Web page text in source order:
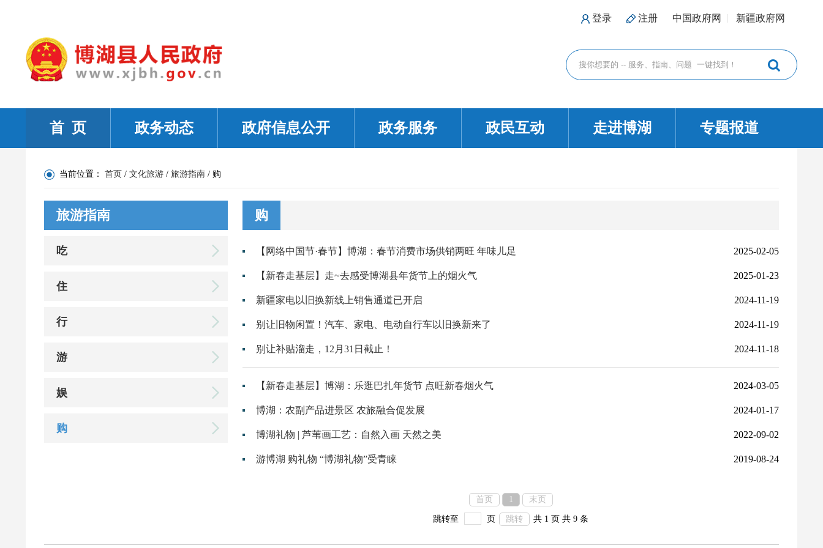
登录 注册 中国政府网 新疆政府网
首 页 政务动态 政府信息公开 政务服务 政民互动 走进博湖 专题报道
当前位置： 首页 / 文化旅游 / 旅游指南 / 购
旅游指南
吃
住
行
游
娱
购
购
2025-02-05
【网络中国节·春节】博湖：春节消费市场供销两旺 年味儿足
2025-01-23
【新春走基层】走~去感受博湖县年货节上的烟火气
2024-11-19
新疆家电以旧换新线上销售通道已开启
2024-11-19
别让旧物闲置！汽车、家电、电动自行车以旧换新来了
2024-11-18
别让补贴溜走，12月31日截止！
2024-03-05
【新春走基层】博湖：乐逛巴扎年货节 点旺新春烟火气
2024-01-17
博湖：农副产品进景区 农旅融合促发展
2022-09-02
博湖礼物 | 芦苇画工艺：自然入画 天然之美
2019-08-24
游博湖 购礼物 “博湖礼物”受青睐
首页 1 末页
跳转至 页 跳转 共 1 页 共 9 条